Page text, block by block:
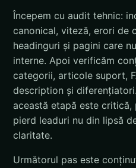
Începem cu audit tehnic:
canonical, viteză, erori de
headinguri și pagini care
interne. Apoi verificăm
categorii, articole suport,
description și
această etapă este
pierd leaduri nu din lipsă
claritate.
Următorul pas este